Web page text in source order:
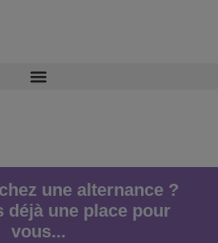
une alternance ?
déjà une place pour
vous...